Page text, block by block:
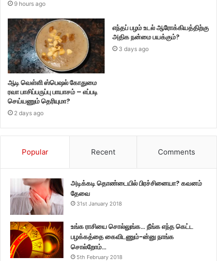
9 hours ago
ஆடி வெள்ளி ஸ்பெஷல் கோதுமை
ரவா பாசிப்பருப்பு பாயாசம் – எப்படி
செய்யணும் தெரியுமா?
2 days ago
எந்தப் பழம் உடல் ஆரோக்கியத்திற்கு
அதிக நன்மை பயக்கும்?
3 days ago
Popular Recent Comments
அடிக்கடி தொண்டையில் பிரச்சினையா? கவனம்
தேவை
31st January 2018
உங்க ராசியை சொல்லுங்க… நீங்க எந்த கெட்ட
பழக்கத்தை கைவிடணும்-ன்னு நாங்க
சொல்றோம்…
5th February 2018